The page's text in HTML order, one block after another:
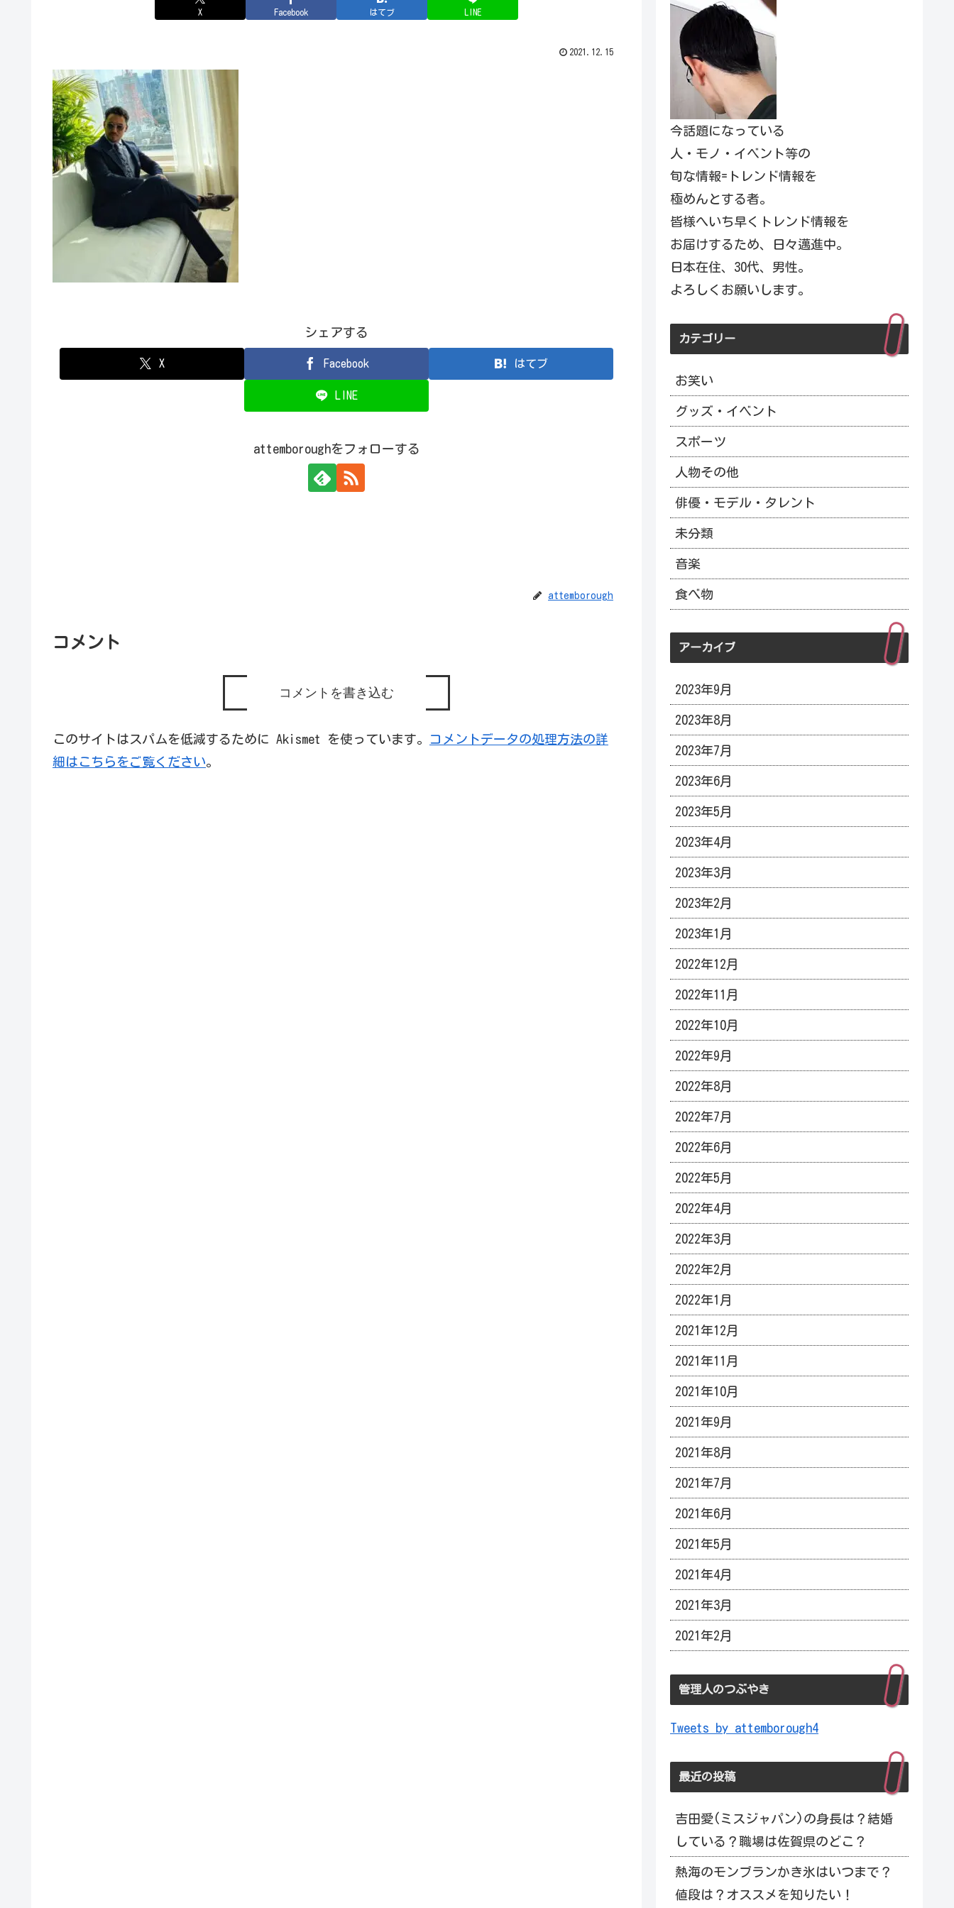
X Facebook はてブ LINE
2021.12.15
シェアする
X Facebook はてブ
LINE
attemboroughをフォローする
attemborough
コメント
コメントを書き込む
このサイトはスパムを低減するために Akismet を使っています。
コメントデータの処理方法の詳
細はこちらをご覧ください。
今話題になっている
人・モノ・イベント等の
旬な情報=トレンド情報を
極めんとする者。
皆様へいち早くトレンド情報を
お届けするため、日々邁進中。
日本在住、30代、男性。
よろしくお願いします。
カテゴリー
お笑い
グッズ・イベント
スポーツ
人物その他
俳優・モデル・タレント
未分類
音楽
食べ物
アーカイブ
2023年9月
2023年8月
2023年7月
2023年6月
2023年5月
2023年4月
2023年3月
2023年2月
2023年1月
2022年12月
2022年11月
2022年10月
2022年9月
2022年8月
2022年7月
2022年6月
2022年5月
2022年4月
2022年3月
2022年2月
2022年1月
2021年12月
2021年11月
2021年10月
2021年9月
2021年8月
2021年7月
2021年6月
2021年5月
2021年4月
2021年3月
2021年2月
管理人のつぶやき
Tweets by attemborough4
最近の投稿
吉田愛(ミスジャパン)の身長は？結婚
している？職場は佐賀県のどこ？
熱海のモンブランかき氷はいつまで？
値段は？オススメを知りたい！